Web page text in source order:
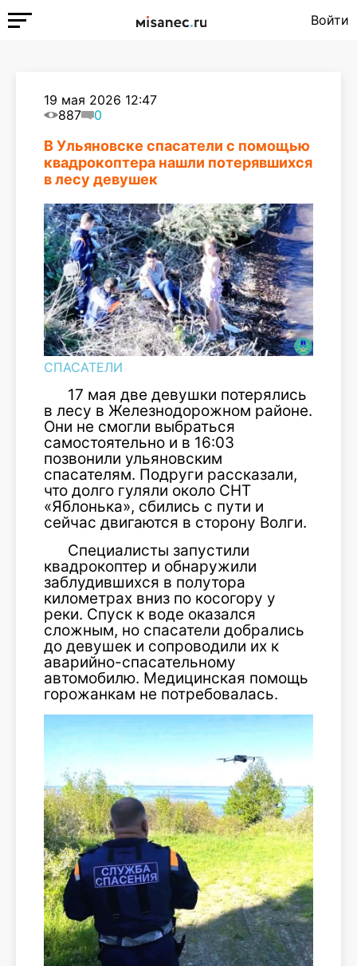
Войти
19 мая 2026 12:47
887
0
В Ульяновске спасатели с помощью
квадрокоптера нашли потерявшихся
в лесу девушек
СПАСАТЕЛИ
17 мая две девушки потерялись
в лесу в Железнодорожном районе.
Они не смогли выбраться
самостоятельно и в 16:03
позвонили ульяновским
спасателям. Подруги рассказали,
что долго гуляли около СНТ
«Яблонька», сбились с пути и
сейчас двигаются в сторону Волги.
Специалисты запустили
квадрокоптер и обнаружили
заблудившихся в полутора
километрах вниз по косогору у
реки. Спуск к воде оказался
сложным, но спасатели добрались
до девушек и сопроводили их к
аварийно-спасательному
автомобилю. Медицинская помощь
горожанкам не потребовалась.